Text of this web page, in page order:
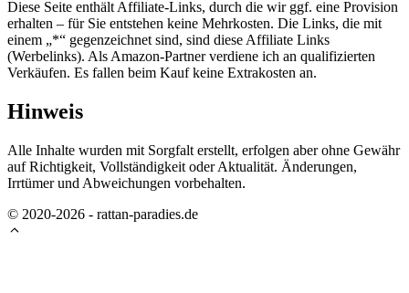
Diese Seite enthält Affiliate-Links, durch die wir ggf. eine Provision
erhalten – für Sie entstehen keine Mehrkosten. Die Links, die mit
einem „*“ gegenzeichnet sind, sind diese Affiliate Links
(Werbelinks). Als Amazon-Partner verdiene ich an qualifizierten
Verkäufen. Es fallen beim Kauf keine Extrakosten an.
Hinweis
Alle Inhalte wurden mit Sorgfalt erstellt, erfolgen aber ohne Gewähr
auf Richtigkeit, Vollständigkeit oder Aktualität. Änderungen,
Irrtümer und Abweichungen vorbehalten.
© 2020-2026 - rattan-paradies.de